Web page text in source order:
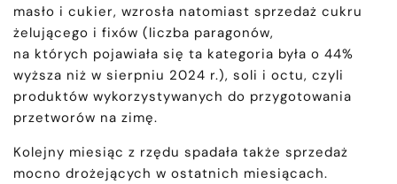
masło i cukier, wzrosła natomiast sprzedaż cukru
żelującego i fixów (liczba paragonów,
na których pojawiała się ta kategoria była o 44%
wyższa niż w sierpniu 2024 r.), soli i octu, czyli
produktów wykorzystywanych do przygotowania
przetworów na zimę.
Kolejny miesiąc z rzędu spadała także sprzedaż
mocno drożejących w ostatnich miesiącach.